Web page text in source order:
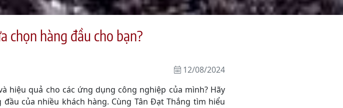
chọn hàng đầu cho bạn?
12/08/2024
hiệu quả cho các ứng dụng công nghiệp của mình? Hãy
của nhiều khách hàng. Cùng Tân Đạt Thắng tìm hiểu